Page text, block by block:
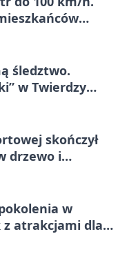
śledztwo.
w Twierdzy
skończył
drzewo i
w
z atrakcjami dla